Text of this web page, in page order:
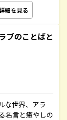
細を見る
ブのことばと
な世界、アラ
名言と癒やしの